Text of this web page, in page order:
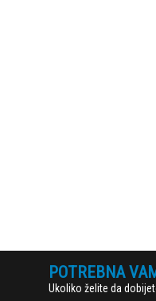
POTREBNA
Ukoliko želite da